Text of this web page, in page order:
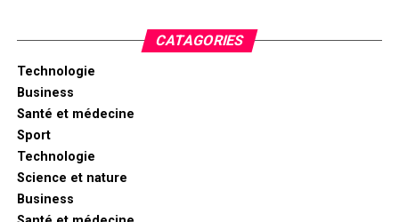
CATAGORIES
Technologie
Business
Santé et médecine
Sport
Technologie
Science et nature
Business